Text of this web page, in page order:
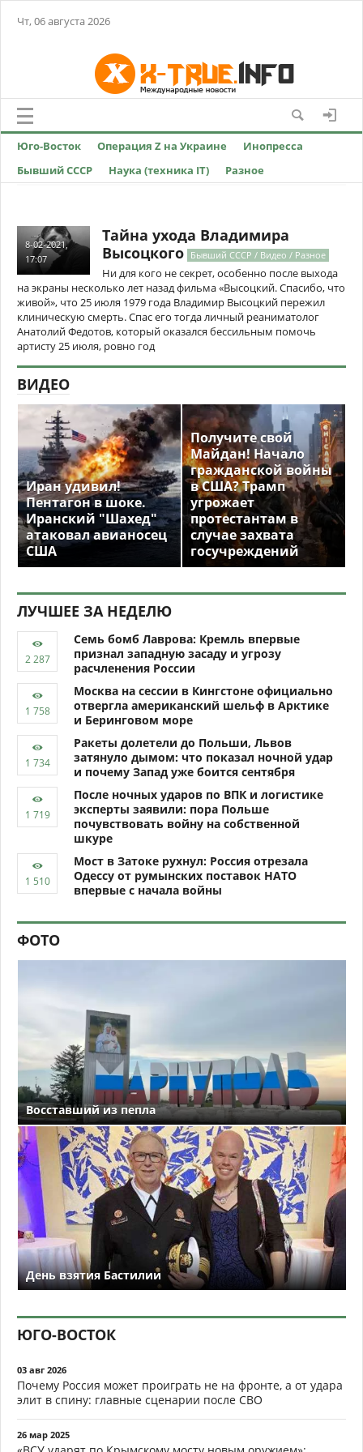
Чт, 06 августа 2026
Юго-Восток Операция Z на Украине
Инопресса
Бывший СССР
Наука (техника IT) Разное
8-02-2021,
17:07
Тайна ухода Владимира
Высоцкого Бывший СССР / Видео / Разное
Ни для кого не секрет, особенно после выхода
на экраны несколько лет назад фильма «Высоцкий. Спасибо, что
живой», что 25 июля 1979 года Владимир Высоцкий пережил
клиническую смерть. Спас его тогда личный реаниматолог
Анатолий Федотов, который оказался бессильным помочь
артисту 25 июля, ровно год
ВИДЕО
Иран удивил!
Пентагон в шоке.
Иранский "Шахед"
атаковал авианосец
США
Получите свой
Майдан! Начало
гражданской войны
в США? Трамп
угрожает
протестантам в
случае захвата
госучреждений
ЛУЧШЕЕ ЗА НЕДЕЛЮ
Семь бомб Лаврова: Кремль впервые
признал западную засаду и угрозу
расчленения России
Москва на сессии в Кингстоне официально
отвергла американский шельф в Арктике
и Беринговом море
Ракеты долетели до Польши, Львов
затянуло дымом: что показал ночной удар
и почему Запад уже боится сентября
После ночных ударов по ВПК и логистике
эксперты заявили: пора Польше
почувствовать войну на собственной
шкуре
Мост в Затоке рухнул: Россия отрезала
Одессу от румынских поставок НАТО
впервые с начала войны
ФОТО
Восставший из пепла
День взятия Бастилии
ЮГО-ВОСТОК
03 авг 2026
Почему Россия может проиграть не на фронте, а от удара
элит в спину: главные сценарии после СВО
26 мар 2025